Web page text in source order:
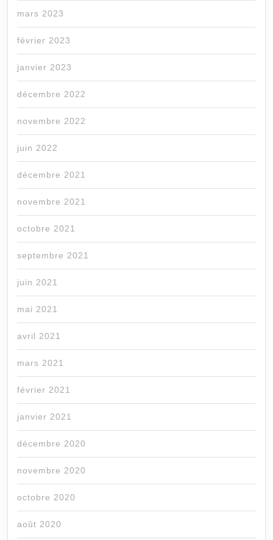
mars 2023
février 2023
janvier 2023
décembre 2022
novembre 2022
juin 2022
décembre 2021
novembre 2021
octobre 2021
septembre 2021
juin 2021
mai 2021
avril 2021
mars 2021
février 2021
janvier 2021
décembre 2020
novembre 2020
octobre 2020
août 2020